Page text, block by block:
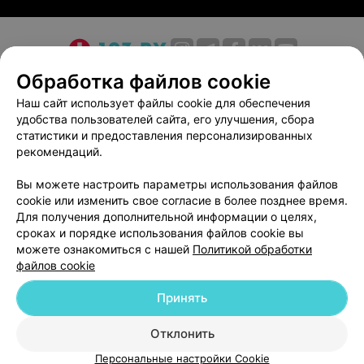
Обращаем ваше внимание, что обязательна
консультация специалиста: рекламируемые
медицинские услуги могут иметь
противопоказания.
О проекте Новости проекта
Размещение рекламы
Медицинский маркетинг
Публичный договор
Пользовательское соглашение
Способы оплаты
Вакансии
Партнеры
Написать в поддержку
Персональные настройки cookie
Обработка персональных данных
ВЫ ВЛАДЕЛЕЦ?
Обработка файлов cookie
Наш сайт использует файлы cookie для обеспечения
удобства пользователей сайта, его улучшения, сбора
статистики и предоставления персонализированных
рекомендаций.
Вы можете настроить параметры использования файлов
cookie или изменить свое согласие в более позднее время.
Для получения дополнительной информации о целях,
сроках и порядке использования файлов cookie вы
можете ознакомиться с нашей Политикой обработки
файлов cookie
Отклонить
Принять
Персональные настройки Cookie